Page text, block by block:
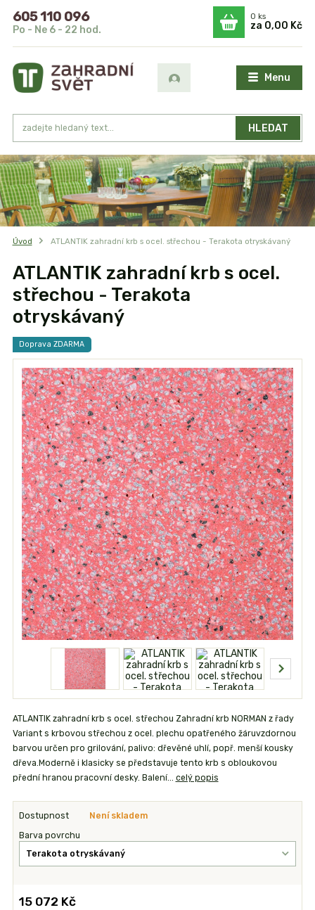
Menu
HLEDAT
605 110 096
Po - Ne 6 - 22 hod.
0ks
za 0,00 Kč
Úvod ATLANTIK zahradní krb s ocel. střechou - Terakota otryskávaný
ATLANTIK zahradní krb s ocel.
střechou - Terakota
otryskávaný
Doprava ZDARMA
ATLANTIK zahradní krb s ocel. střechou Zahradní krb NORMAN z řady
Variant s krbovou střechou z ocel. plechu opatřeného žáruvzdornou
barvou určen pro grilování, palivo: dřevěné uhlí, popř. menší kousky
dřeva.Moderně i klasicky se představuje tento krb s obloukovou
přední hranou pracovní desky. Balení... celý popis
Dostupnost Není skladem
Barva povrchu
15 072 Kč